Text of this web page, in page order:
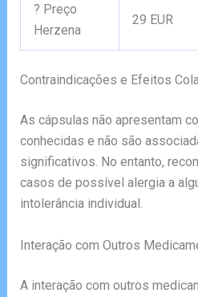
? Preço
Herzena
29 EUR
Contraindicações e Efeitos
As cápsulas não apresentam
conhecidas e não são
significativos. No entanto,
casos de possível alergia a
intolerância individual.
Interação com Outros
A interação com outros